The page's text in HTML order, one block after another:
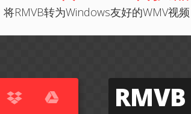
将RMVB转为Windows友好的WMV视频
RMVB